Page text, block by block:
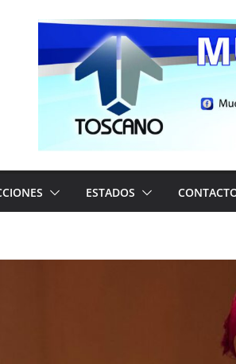
ESTADOS